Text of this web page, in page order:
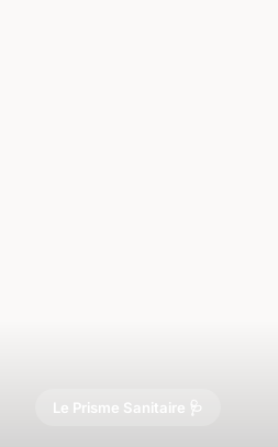
Le Prisme Sanitaire 🩺